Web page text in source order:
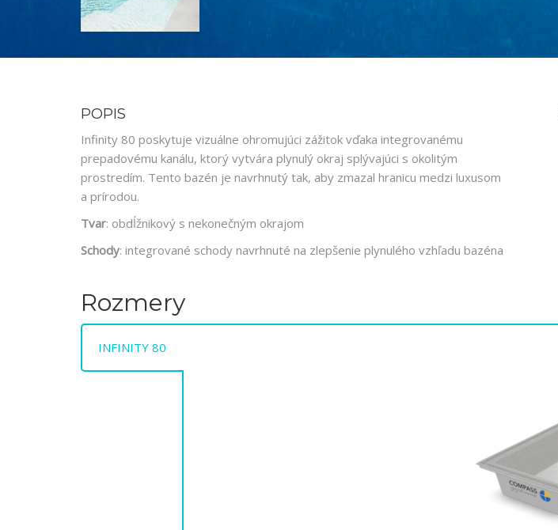
POPIS
Infinity 80 poskytuje vizuálne ohromujúci zážitok vďaka integrovanému
prepadovému kanálu, ktorý vytvára plynulý okraj splývajúci s okolitým
prostredím. Tento bazén je navrhnutý tak, aby zmazal hranicu medzi luxusom
a prírodou.
Tvar: obdĺžnikový s nekonečným okrajom
Schody: integrované schody navrhnuté na zlepšenie plynulého vzhľadu bazéna
Rozmery
INFINITY 80